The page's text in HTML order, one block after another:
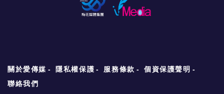
關於愛傳媒 隱私權保護 服務條款
個資保護聲明
聯絡我們